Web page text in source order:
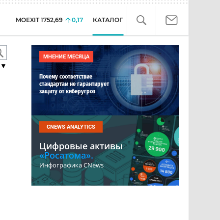
MOEXIT 1752,69 0,17 КАТАЛОГ
МНЕНИЕ МЕСЯЦА
Почему соответствие
стандартам не гарантирует
защиту от киберугроз
CNEWS ANALYTICS
Цифровые активы
«Росатома».
Инфографика CNews